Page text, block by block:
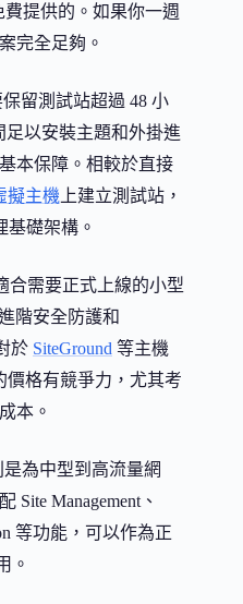
費提供的。如果你一週
完全足夠。
留測試站超過 48 小
足以安裝主題和外掛進
本保障。相較於直接
擬主機 上建立測試站，
基礎架構。
合需要正式上線的小型
階安全防護和
於 SiteGround 等主機
價格有競爭力，尤其考
本。
是為中型到高流量網
Site Management、
等功能，可以作為正
。